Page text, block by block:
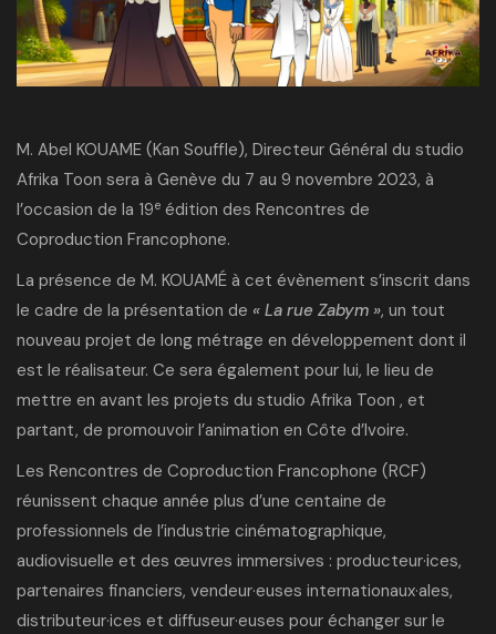
M. Abel KOUAME (Kan Souffle), Directeur Général du studio
Afrika Toon sera à Genève du 7 au 9 novembre 2023, à
l’occasion de la 19e édition des Rencontres de
Coproduction Francophone.
La présence de M. KOUAMÉ à cet évènement s’inscrit dans
le cadre de la présentation de « La rue Zabym », un tout
nouveau projet de long métrage en développement dont il
est le réalisateur. Ce sera également pour lui, le lieu de
mettre en avant les projets du studio Afrika Toon , et
partant, de promouvoir l’animation en Côte d’Ivoire.
Les Rencontres de Coproduction Francophone (RCF)
réunissent chaque année plus d’une centaine de
professionnels de l’industrie cinématographique,
audiovisuelle et des œuvres immersives : producteur·ices,
partenaires financiers, vendeur·euses internationaux·ales,
distributeur·ices et diffuseur·euses pour échanger sur le